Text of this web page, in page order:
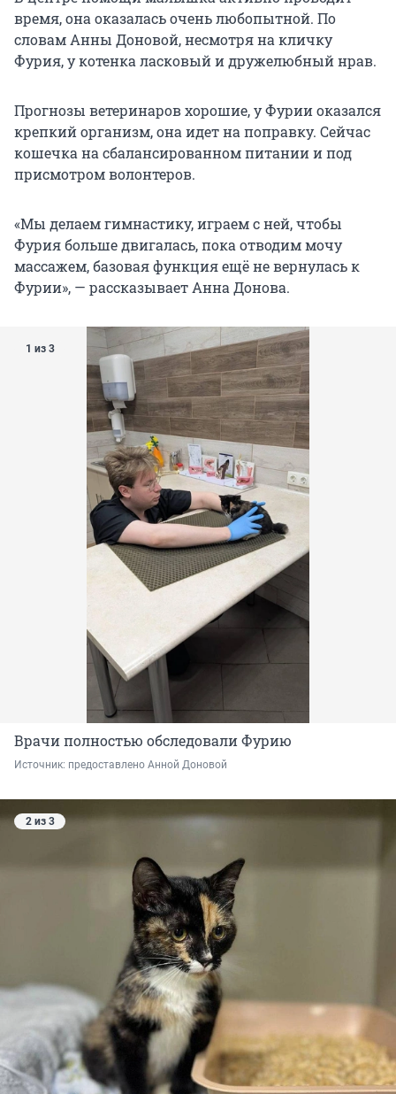
время, она оказалась очень любопытной. По
словам Анны Доновой, несмотря на кличку
Фурия, у котенка ласковый и дружелюбный нрав.
Прогнозы ветеринаров хорошие, у Фурии оказался
крепкий организм, она идет на поправку. Сейчас
кошечка на сбалансированном питании и под
присмотром волонтеров.
«Мы делаем гимнастику, играем с ней, чтобы
Фурия больше двигалась, пока отводим мочу
массажем, базовая функция ещё не вернулась к
Фурии», — рассказывает Анна Донова.
1 из 3
Врачи полностью обследовали Фурию
Источник: предоставлено Анной Доновой
2 из 3